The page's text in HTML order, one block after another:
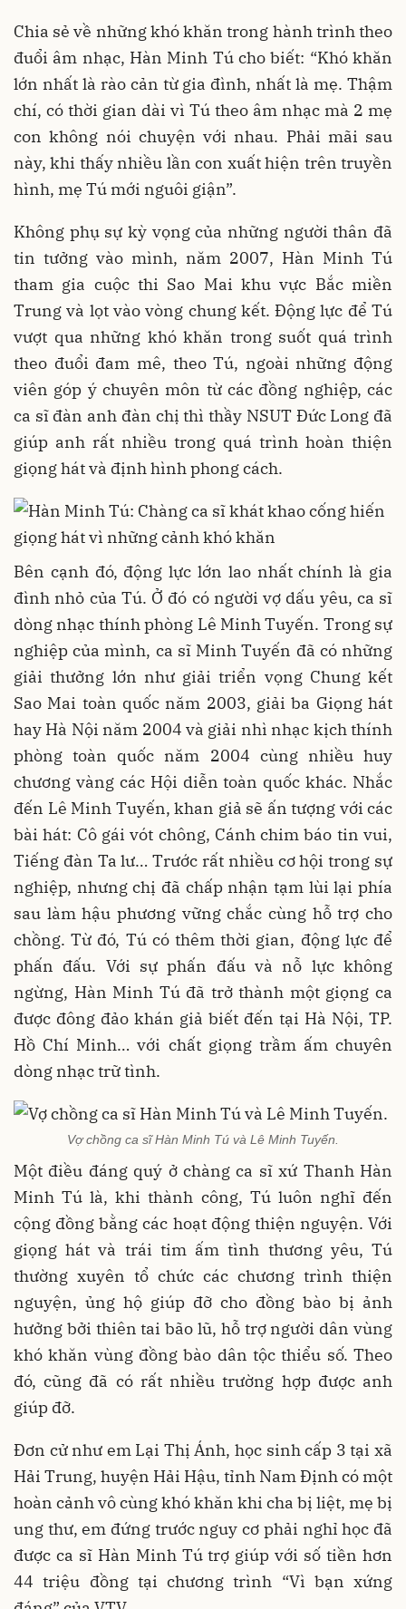
Chia sẻ về những khó khăn trong hành trình theo
đuổi âm nhạc, Hàn Minh Tú cho biết: “Khó khăn
lớn nhất là rào cản từ gia đình, nhất là mẹ. Thậm
chí, có thời gian dài vì Tú theo âm nhạc mà 2 mẹ
con không nói chuyện với nhau. Phải mãi sau
này, khi thấy nhiều lần con xuất hiện trên truyền
hình, mẹ Tú mới nguôi giận”.
Không phụ sự kỳ vọng của những người thân đã
tin tưởng vào mình, năm 2007, Hàn Minh Tú
tham gia cuộc thi Sao Mai khu vực Bắc miền
Trung và lọt vào vòng chung kết. Động lực để Tú
vượt qua những khó khăn trong suốt quá trình
theo đuổi đam mê, theo Tú, ngoài những động
viên góp ý chuyên môn từ các đồng nghiệp, các
ca sĩ đàn anh đàn chị thì thầy NSUT Đức Long đã
giúp anh rất nhiều trong quá trình hoàn thiện
giọng hát và định hình phong cách.
Bên cạnh đó, động lực lớn lao nhất chính là gia
đình nhỏ của Tú. Ở đó có người vợ dấu yêu, ca sĩ
dòng nhạc thính phòng Lê Minh Tuyến. Trong sự
nghiệp của mình, ca sĩ Minh Tuyến đã có những
giải thưởng lớn như giải triển vọng Chung kết
Sao Mai toàn quốc năm 2003, giải ba Giọng hát
hay Hà Nội năm 2004 và giải nhì nhạc kịch thính
phòng toàn quốc năm 2004 cùng nhiều huy
chương vàng các Hội diễn toàn quốc khác. Nhắc
đến Lê Minh Tuyến, khan giả sẽ ấn tượng với các
bài hát: Cô gái vót chông, Cánh chim báo tin vui,
Tiếng đàn Ta lư… Trước rất nhiều cơ hội trong sự
nghiệp, nhưng chị đã chấp nhận tạm lùi lại phía
sau làm hậu phương vững chắc cùng hỗ trợ cho
chồng. Từ đó, Tú có thêm thời gian, động lực để
phấn đấu. Với sự phấn đấu và nỗ lực không
ngừng, Hàn Minh Tú đã trở thành một giọng ca
được đông đảo khán giả biết đến tại Hà Nội, TP.
Hồ Chí Minh… với chất giọng trầm ấm chuyên
dòng nhạc trữ tình.
Vợ chồng ca sĩ Hàn Minh Tú và Lê Minh Tuyến.
Một điều đáng quý ở chàng ca sĩ xứ Thanh Hàn
Minh Tú là, khi thành công, Tú luôn nghĩ đến
cộng đồng bằng các hoạt động thiện nguyện. Với
giọng hát và trái tim ấm tình thương yêu, Tú
thường xuyên tổ chức các chương trình thiện
nguyện, ủng hộ giúp đỡ cho đồng bào bị ảnh
hưởng bởi thiên tai bão lũ, hỗ trợ người dân vùng
khó khăn vùng đồng bào dân tộc thiểu số. Theo
đó, cũng đã có rất nhiều trường hợp được anh
giúp đỡ.
Đơn cử như em Lại Thị Ánh, học sinh cấp 3 tại xã
Hải Trung, huyện Hải Hậu, tỉnh Nam Định có một
hoàn cảnh vô cùng khó khăn khi cha bị liệt, mẹ bị
ung thư, em đứng trước nguy cơ phải nghỉ học đã
được ca sĩ Hàn Minh Tú trợ giúp với số tiền hơn
44 triệu đồng tại chương trình “Vì bạn xứng